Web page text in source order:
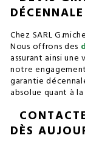
DÉCENNALE
Chez SARL
Nous offrons des
assurant ainsi une
notre
garantie
absolue quant à
DÈS